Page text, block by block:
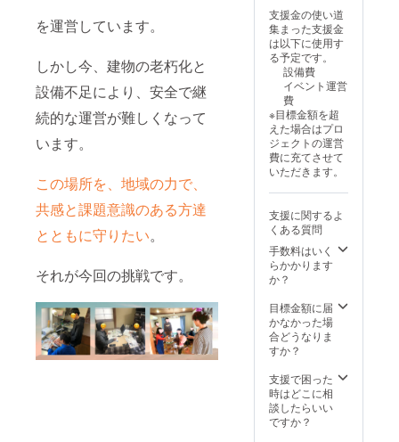
を運営しています。
しかし今、建物の老朽化と
設備不足により、安全で継
続的な運営が難しくなって
います。
この場所を、地域の力で、
共感と課題意識のある方達
とともに守りたい。
それが今回の挑戦です。
欄に希
望され
るお名
前をご
記入く
ださ
支援金の使い道
集まった支援金
は以下に使用す
る予定です。
設備費
イベント運営
費
※目標金額を超
えた場合はプロ
ジェクトの運営
費に充てさせて
いただきます。
支援に関するよ
くある質問
手数料はいく
らかかります
か？
目標金額に届
かなかった場
合どうなりま
すか？
支援で困った
時はどこに相
談したらいい
ですか？